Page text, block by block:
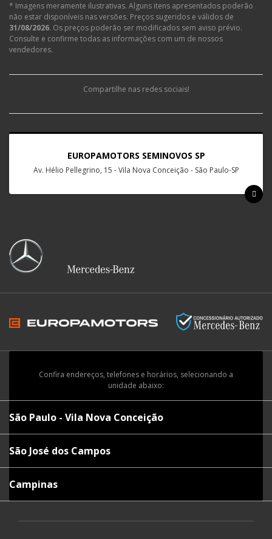
* Imagens meramente ilustrativas. Alguns itens apresentados poderão
não estar disponíveis nas versões. Preços sugeridos e válidos de
31/08/2026. Os preços poderão ser modificados sem aviso prévio.
Consulte e confirme todas as informações com um de nossos
vendedores.
Compartilhe nas redes sociais!
EUROPAMOTORS SEMINOVOS SP
Av. Hélio Pellegrino, 15 - Vila Nova Conceição - São Paulo-SP
Confira endereços, telefones e horários, selecionando a
unidade abaixo:
São Paulo - Vila Nova Conceição
São José dos Campos
Campinas